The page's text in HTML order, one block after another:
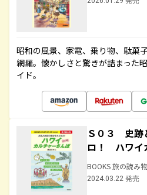
昭和の風景、家電、乗り物、駄菓
網羅。懐かしさと驚きが詰まった
イド。
Ｓ０３ 史跡
ロ！ ハワイ
BOOKS 旅の読み物
2024.03.22 発売